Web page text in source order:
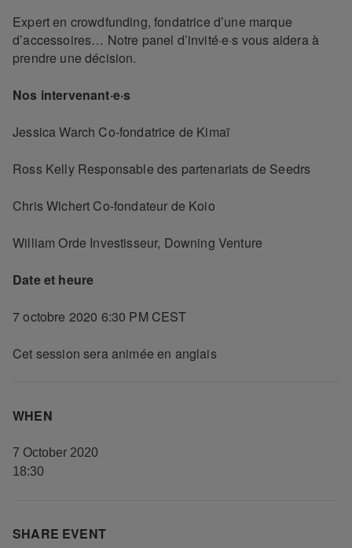
Expert en crowdfunding, fondatrice d’une marque
d’accessoires… Notre panel d’invité·e·s vous aidera à
prendre une décision.
Nos intervenant·e·s
Jessica Warch Co-fondatrice de Kimaï
Ross Kelly Responsable des partenariats de Seedrs
Chris Wichert Co-fondateur de Koio
William Orde Investisseur, Downing Venture
Date et heure
7 octobre 2020 6:30 PM CEST
Cet session sera animée en anglais
WHEN
7 October 2020
18:30
SHARE EVENT